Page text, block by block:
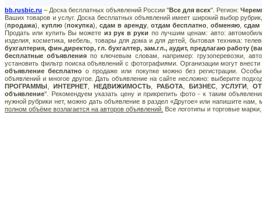
bb.rusbic.ru – Доска бесплатных объявлений России "Все для всех". Регион:
Ваших товаров и услуг. Доска бесплатных объявлений имеет широкий выбор
(продажа), куплю (покупка), сдам в аренду отдам бесплатно обменяю сдам
Продать или купить Вы можете из рук в руки по лучшим ценам: авто:
изделия, косметика, мебель, товары для дома и для детей, бытовая техника:
бухгалтерия, фин.директор, гл. бухгалтер, зам.гл., аудит, предлагаю работу
бесплатные объявления по ключевым словам, например: грузоперевозки,
установить фильтр поиска объявлений с фотографиями. Организации могут
объявление бесплатно о продаже или покупке можно без регистрации.
объявлений и многое другое. Дать объявление на сайте несложно: выберите
ПРОГРАММЫ
ИНТЕРНЕТ, НЕДВИЖИМОСТЬ, РАБОТА, БИЗНЕС,УСЛУГИ ,
объявление". Рекомендуем указать цену и прикрепить фото - к таким
нужной рубрики нет, можно дать объявление в раздел «Другое» или напишите
полном объёме возлагается на авторов объявлений. Все логотипы и торговые